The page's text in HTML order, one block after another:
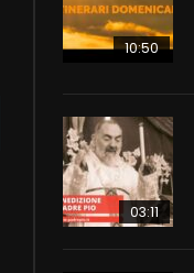
10:50
03:11